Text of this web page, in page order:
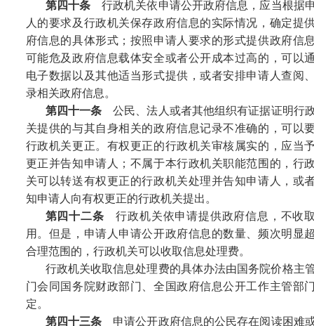
第四十条 行政机关依申请公开政府信息，应当根据
人的要求及行政机关保存政府信息的实际情况，确定提
府信息的具体形式；按照申请人要求的形式提供政府信
可能危及政府信息载体安全或者公开成本过高的，可以
电子数据以及其他适当形式提供，或者安排申请人查阅
录相关政府信息。
第四十一条 公民、法人或者其他组织有证据证明行
关提供的与其自身相关的政府信息记录不准确的，可以
行政机关更正。有权更正的行政机关审核属实的，应当
更正并告知申请人；不属于本行政机关职能范围的，行
关可以转送有权更正的行政机关处理并告知申请人，或
知申请人向有权更正的行政机关提出。
第四十二条 行政机关依申请提供政府信息，不收
用。但是，申请人申请公开政府信息的数量、频次明显
合理范围的，行政机关可以收取信息处理费。
行政机关收取信息处理费的具体办法由国务院价格主
门会同国务院财政部门、全国政府信息公开工作主管部
定。
第四十三条 申请公开政府信息的公民存在阅读困难